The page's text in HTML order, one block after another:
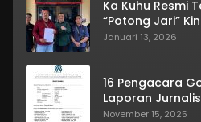
Ka Kuhu Resmi
“Potong Jari”
Januari 13, 2026
16 Pengacara
Laporan
November 15, 2025